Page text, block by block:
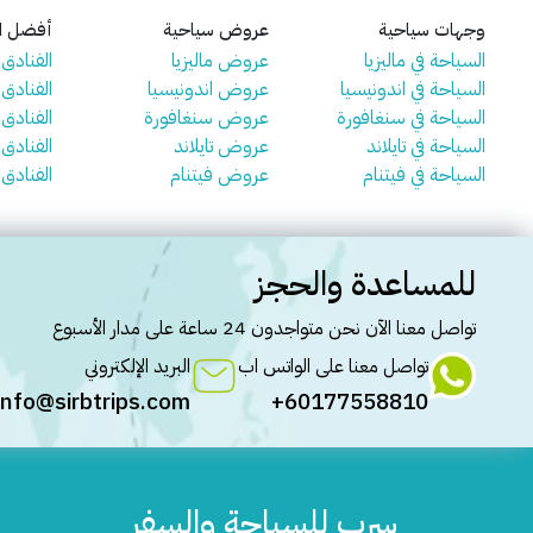
وجهات سياحية
السياحة في ماليزيا
السياحة في اندونيسيا
السياحة في سنغافورة
السياحة في تايلاند
السياحة في فيتنام
عروض سياحية
عروض ماليزيا
عروض اندونيسيا
عروض سنغافورة
عروض تايلاند
عروض فيتنام
أفضل
للمساعدة والحجز
تواصل معنا الآن نحن متواجدون 24 ساعة على مدار الأسبوع
تواصل معنا على الواتس اب
60177558810+
البريد الإلكتروني
سِرب للسياحة والسفر